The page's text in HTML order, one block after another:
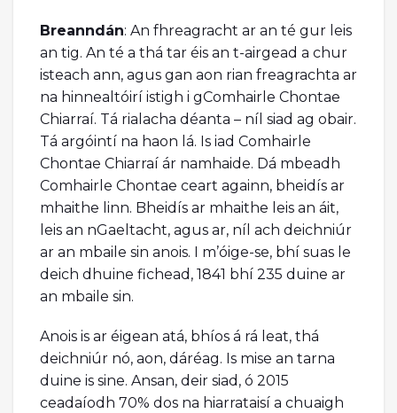
Breanndán: An fhreagracht ar an té gur leis
an tig. An té a thá tar éis an t-airgead a chur
isteach ann, agus gan aon rian freagrachta ar
na hinnealtóirí istigh i gComhairle Chontae
Chiarraí. Tá rialacha déanta – níl siad ag obair.
Tá argóintí na haon lá. Is iad Comhairle
Chontae Chiarraí ár namhaide. Dá mbeadh
Comhairle Chontae ceart againn, bheidís ar
mhaithe linn. Bheidís ar mhaithe leis an áit,
leis an nGaeltacht, agus ar, níl ach deichniúr
ar an mbaile sin anois. I m’óige-se, bhí suas le
deich dhuine fichead, 1841 bhí 235 duine ar
an mbaile sin.
Anois is ar éigean atá, bhíos á rá leat, thá
deichniúr nó, aon, dáréag. Is mise an tarna
duine is sine. Ansan, deir siad, ó 2015
ceadaíodh 70% dos na hiarrataisí a chuaigh